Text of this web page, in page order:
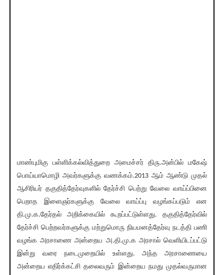
மாண்புமிகு பள்ளிக்கல்வித்துறை அமைச்சர் திரு.அன்பில் மகேஷ்
பொய்யாமொழி அவர்களுக்கு வணக்கம்.2013 ஆம் ஆண்டு முதல்
ஆசிரியர் தகுதித்தேர்வுகளில் தேர்ச்சி பெற்று வேலை வாய்ப்பினை
பெறாத இளைஞர்களுக்கு வேலை வாய்ப்பு வழங்கப்படும் என
தி.மு.க.தேர்தல் அறிக்கையில் கூறப்பட்டுள்ளது. தகுதித்தேர்வில்
தேர்ச்சி பெற்றவர்களுக்கு மற்றுமொரு நியமனத்தேர்வு நடத்தி பணி
வழங்க அரசாணை அன்றைய அ.தி.மு.க அரசால் வெளியிடப்பட்டு
இன்று வரை நடைமுறையில் உள்ளது. அந்த அரசாணையை
அன்றைய எதிர்க்கட்சி தலைவரும் இன்றைய நமது முதல்வருமான